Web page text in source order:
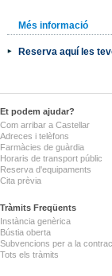
Més informació
Reserva aquí les
Et podem ajudar?
Com arribar a Castellar
Adreces i telèfons
Farmàcies de guàrdia
Horaris de transport públic
Reserva d'equipaments
Cita prèvia
Tràmits Freqüents
Instància genèrica
Bústia oberta
Subvencions per a la
Tots els tràmits